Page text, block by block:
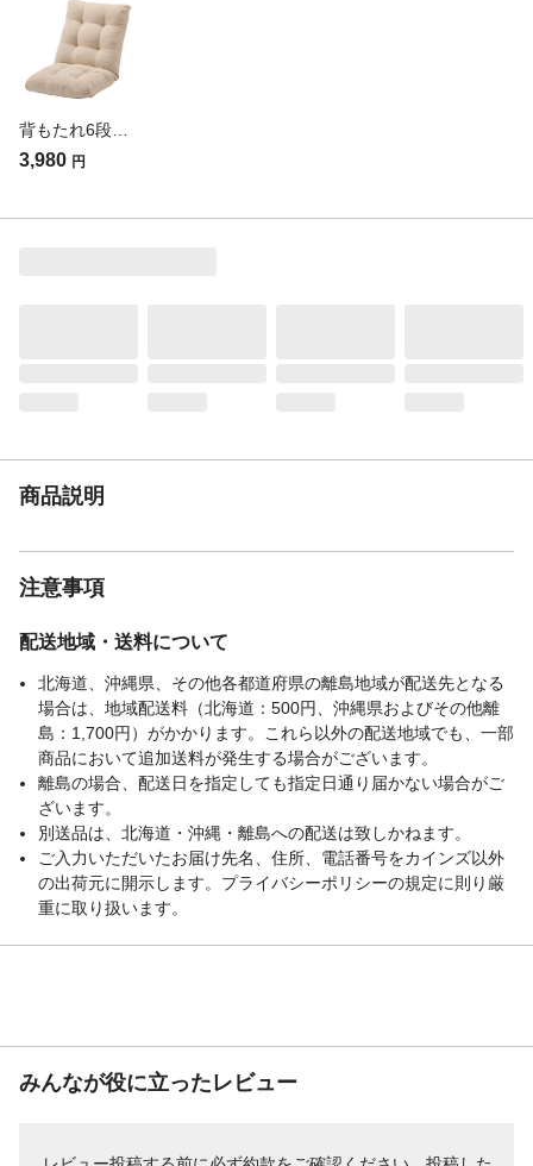
お手入れ方法
生産国
3,980 円
商品説明
注意事項
配送地域・送料について
北海道、沖縄県、その他各都道府県の離島地域が配送先となる
場合は、地域配送料（北海道：500円、沖縄県およびその他離
島：1,700円）がかかります。これら以外の配送地域でも、一部
商品において追加送料が発生する場合がございます。
離島の場合、配送日を指定しても指定日通り届かない場合がご
ざいます。
別送品は、北海道・沖縄・離島への配送は致しかねます。
ご入力いただいたお届け先名、住所、電話番号をカインズ以外
の出荷元に開示します。プライバシーポリシーの規定に則り厳
重に取り扱います。
みんなが役に立ったレビュー